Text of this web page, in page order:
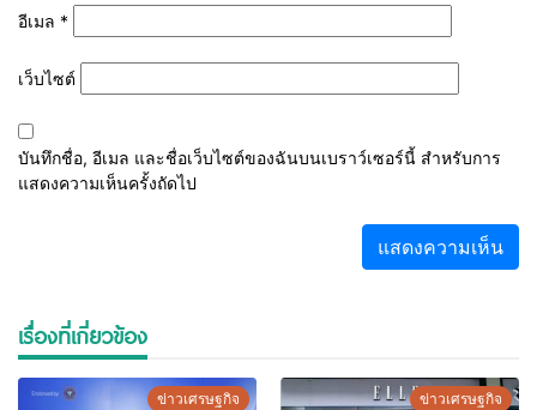
อีเมล *
เว็บไซต์
บันทึกชื่อ, อีเมล และชื่อเว็บไซต์ของฉันบนเบราว์เซอร์นี้ สำหรับการ
แสดงความเห็นครั้งถัดไป
เรื่องที่เกี่ยวข้อง
ข่าวเศรษฐกิจ ข่าวเศรษฐกิจ